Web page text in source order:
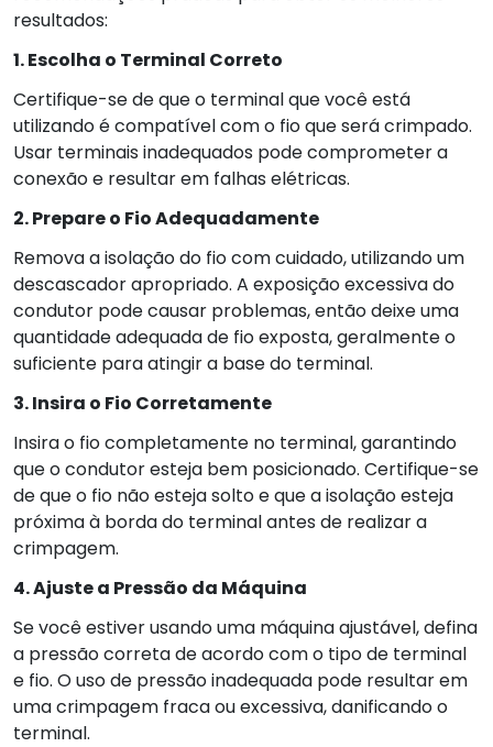
resultados:
1. Escolha o Terminal Correto
Certifique-se de que o terminal que você está
utilizando é compatível com o fio que será crimpado.
Usar terminais inadequados pode comprometer a
conexão e resultar em falhas elétricas.
2. Prepare o Fio Adequadamente
Remova a isolação do fio com cuidado, utilizando um
descascador apropriado. A exposição excessiva do
condutor pode causar problemas, então deixe uma
quantidade adequada de fio exposta, geralmente o
suficiente para atingir a base do terminal.
3. Insira o Fio Corretamente
Insira o fio completamente no terminal, garantindo
que o condutor esteja bem posicionado. Certifique-se
de que o fio não esteja solto e que a isolação esteja
próxima à borda do terminal antes de realizar a
crimpagem.
4. Ajuste a Pressão da Máquina
Se você estiver usando uma máquina ajustável, defina
a pressão correta de acordo com o tipo de terminal
e fio. O uso de pressão inadequada pode resultar em
uma crimpagem fraca ou excessiva, danificando o
terminal.